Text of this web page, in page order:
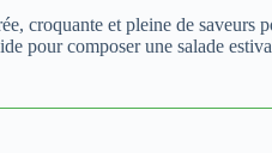
croquante et pleine de saveurs
pour composer une salade